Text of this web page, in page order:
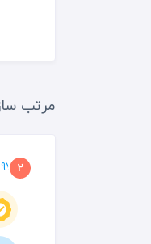
مرتب
2